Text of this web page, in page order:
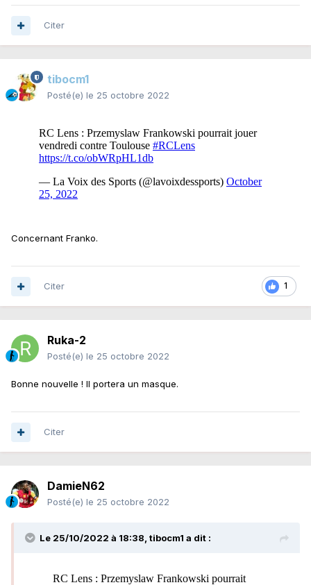
Citer
tibocm1
Posté(e) le 25 octobre 2022
Concernant Franko.
1
Citer
Ruka-2
Posté(e) le 25 octobre 2022
Bonne nouvelle ! Il portera un masque.
Citer
DamieN62
Posté(e) le 25 octobre 2022
Le 25/10/2022 à 18:38, tibocm1 a dit :